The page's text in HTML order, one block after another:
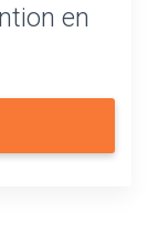
en